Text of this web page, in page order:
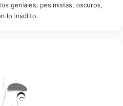
geniales, pesimistas, oscuros,
lo insólito.